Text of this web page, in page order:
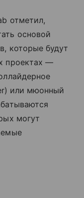
отметил,
основой
которые будут
проектах —
или мюонный
могут